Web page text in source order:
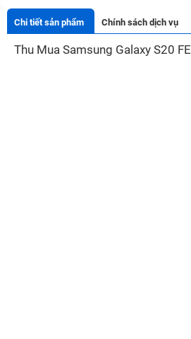
Chi tiết sản phẩm Chính sách dịch vụ
Thu Mua Samsung Galaxy S20 FE